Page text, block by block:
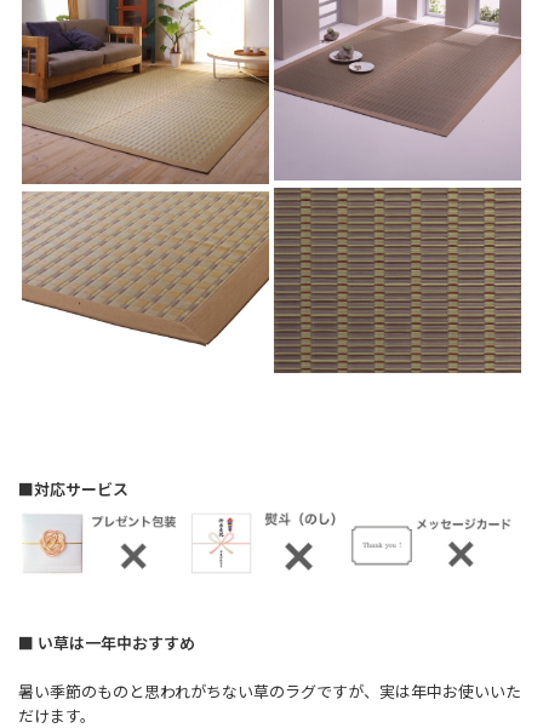
■対応サービス
■ い草は一年中おすすめ
暑い季節のものと思われがちない草のラグですが、実は年中お使いいた
だけます。